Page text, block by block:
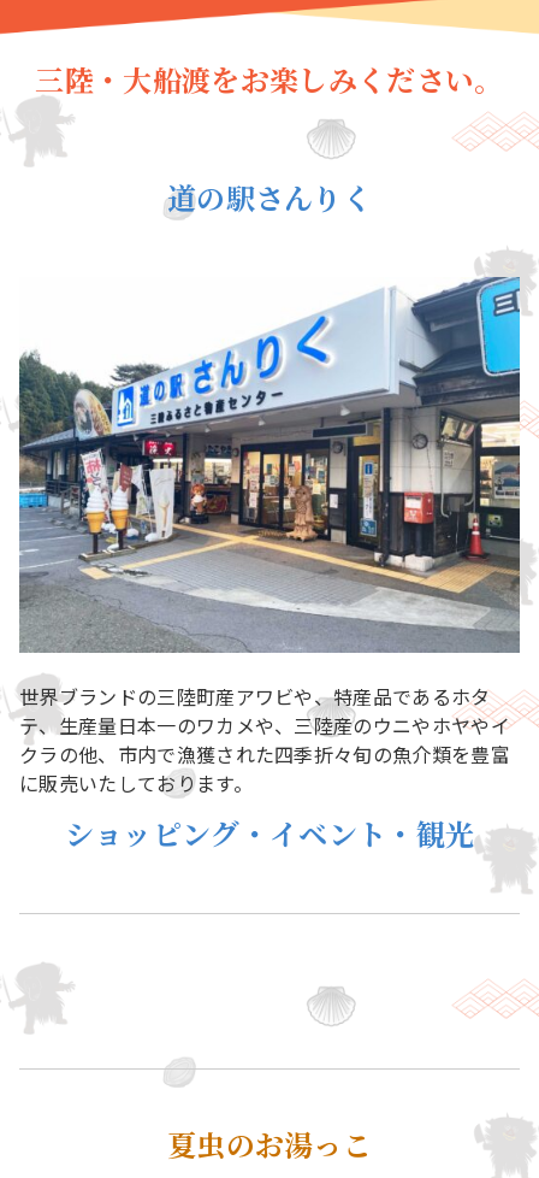
三陸・大船渡をお楽しみください。
道の駅さんりく
世界ブランドの三陸町産アワビや、特産品であるホタ
テ、生産量日本一のワカメや、三陸産のウニやホヤやイ
クラの他、市内で漁獲された四季折々旬の魚介類を豊富
に販売いたしております。
ショッピング・イベント・観光
夏虫のお湯っこ